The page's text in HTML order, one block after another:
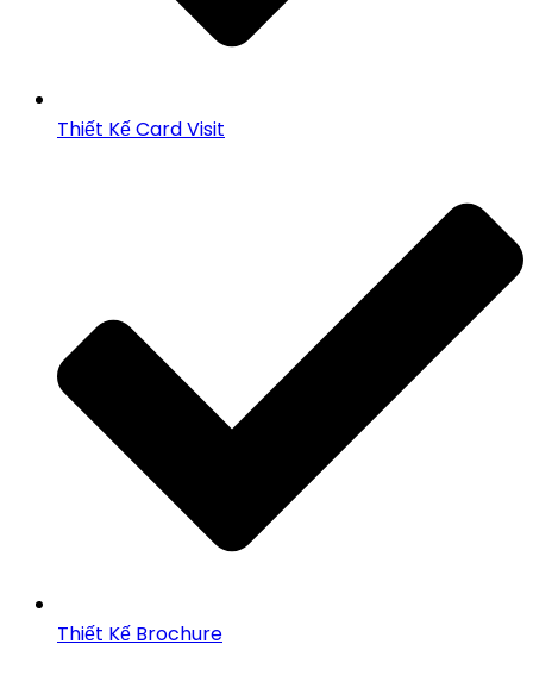
Thiết Kế Card Visit
Thiết Kế Brochure